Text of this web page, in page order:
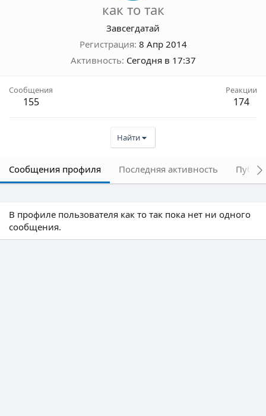
как то так
Завсегдатай
Регистрация 8 Апр 2014
Активность Сегодня в 17:37
Сообщения
155
Реакции
174
Найти
Сообщения профиля Последняя активность
В профиле пользователя как то так пока нет ни одного
сообщения.